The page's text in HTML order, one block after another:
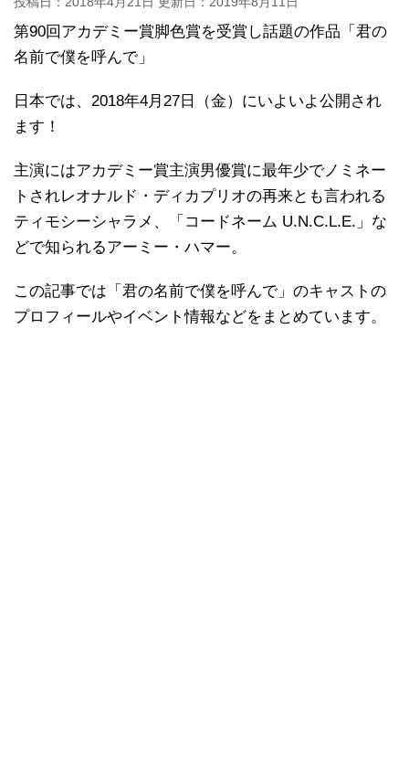
第90回アカデミー賞脚色賞を受賞し話題の作品「君の
名前で僕を呼んで」
日本では、2018年4月27日（金）にいよいよ公開され
ます！
主演にはアカデミー賞主演男優賞に最年少でノミネー
トされレオナルド・ディカプリオの再来とも言われる
ティモシーシャラメ、「コードネーム U.N.C.L.E.」な
どで知られるアーミー・ハマー。
この記事では「君の名前で僕を呼んで」のキャストの
プロフィールやイベント情報などをまとめています。